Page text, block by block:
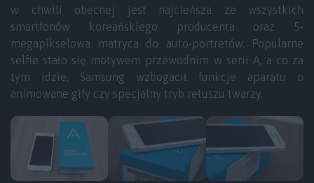
w chwili obecnej jest najcieńsza ze wszystkich
smartfonów koreańskiego producenta oraz 5-
megapikselowa matryca do auto-portretów. Popularne
selfie stało się motywem przewodnim w serii A, a co za
tym idzie, Samsung wzbogacił funkcje aparatu o
animowane gify czy specjalny tryb retuszu twarzy.